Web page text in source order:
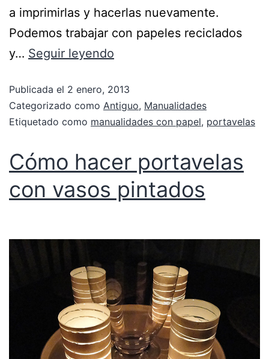
a imprimirlas y hacerlas nuevamente.
Podemos trabajar con papeles reciclados
y… Seguir leyendo
Publicada el 2 enero, 2013
Categorizado como Antiguo, Manualidades
Etiquetado como manualidades con papel, portavelas
Cómo hacer portavelas
con vasos pintados